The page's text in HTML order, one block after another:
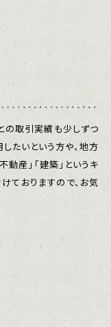
の取引実績も少しずつ
したいという方や、地方
動産」「建築」というキ
ておりますので、お気